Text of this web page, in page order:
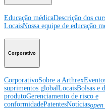
Educação médicaDescrição dos
LocaisNossa equipe de educação
Corporativo
CorporativoSobre a Arthrex
suprimentos globalLocaisBolsas e
produtoGerenciamento de risco e
conformidadePatentesNotícias